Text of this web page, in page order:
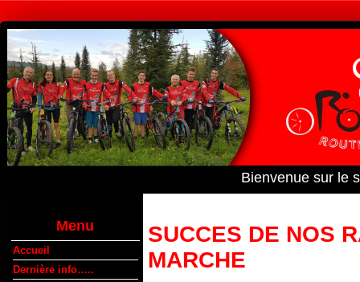
Bienvenue sur le
Menu
Accueil
Dernière info…..
SUCCES DE NOS
MARCHE